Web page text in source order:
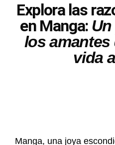
Explora las
en Manga:
los
vida
Manga, una joya